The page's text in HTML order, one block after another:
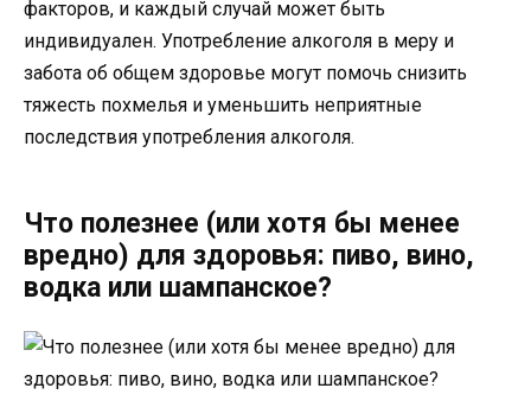
факторов, и каждый случай может быть
индивидуален. Употребление алкоголя в меру и
забота об общем здоровье могут помочь снизить
тяжесть похмелья и уменьшить неприятные
последствия употребления алкоголя.
Что полезнее (или хотя бы менее
вредно) для здоровья: пиво, вино,
водка или шампанское?